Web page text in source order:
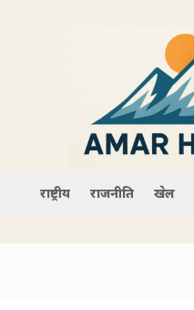
राष्ट्रीय राजनीति खेल